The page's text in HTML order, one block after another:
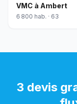
VMC à Ambert
6 800 hab. · 63
3 devis